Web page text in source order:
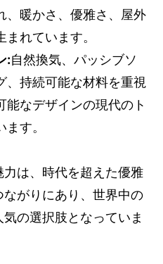
、暖かさ、優雅さ、屋外
れています。
:自然換気、パッシブソ
、持続可能な材料を重視
能なデザインの現代のト
す。
は、時代を超えた優雅
がりにあり、世界中の
の選択肢となっていま